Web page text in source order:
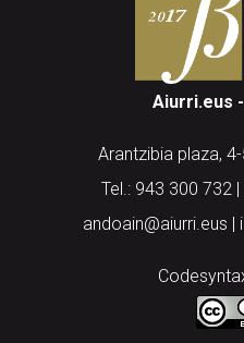
Aiurri.eus
Arantzibia plaza,
Tel.: 943 300 732
andoain@aiurri.eus |